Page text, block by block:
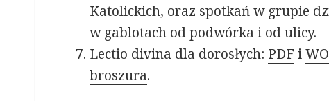
Katolickich, oraz spotkań w grupie
w gablotach od podwórka i od ulicy.
Lectio divina dla dorosłych: PDF i
broszura.